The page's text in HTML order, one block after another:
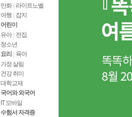
만화 | 라이트노벨
여행
잡지
어린이
유아 | 전집
청소년
요리
육아
가정 살림
건강 취미
대학교재
국어와 외국어
IT 모바일
수험서 자격증